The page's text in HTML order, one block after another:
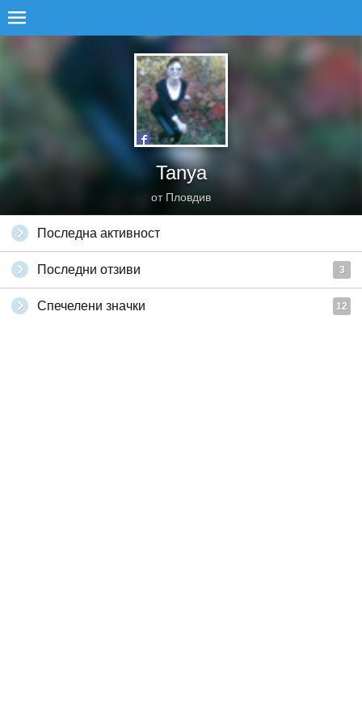
Tanya
от Пловдив
Последна активност
Последни отзиви 3
Спечелени значки 12